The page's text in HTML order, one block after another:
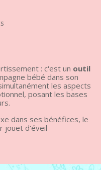
: c'est un outil
bébé dans son
les aspects
posant les bases
dans ses bénéfices, le
jouet d'éveil